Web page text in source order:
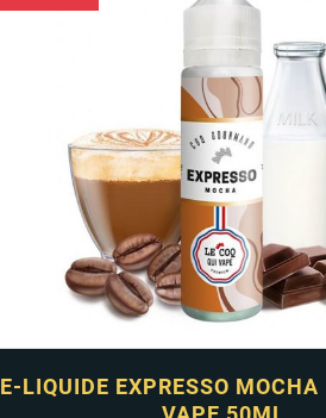
E-LIQUIDE EXPRESSO MOCHA